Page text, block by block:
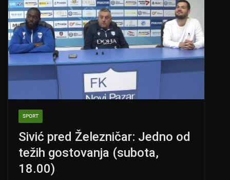
SPORT
Sivić pred Železničar: Jedno od
težih gostovanja (subota,
18.00)